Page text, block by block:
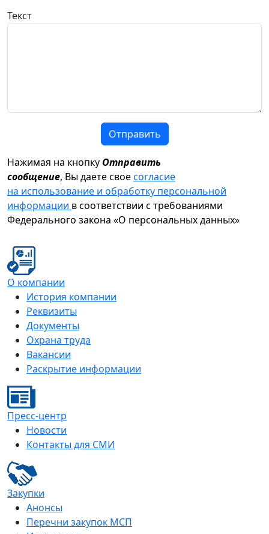
Текст
Отправить
Нажимая на кнопку Отправить
сообщение, Вы даете своесогласие
на использование и обработку персональной
информации в соответствии с требованиями
Федерального закона «О персональных данных»
О компании
История компании
Реквизиты
Документы
Охрана труда
Вакансии
Раскрытие информации
Пресс-центр
Новости
Контакты для СМИ
Закупки
Анонсы
Перечни закупок МСП